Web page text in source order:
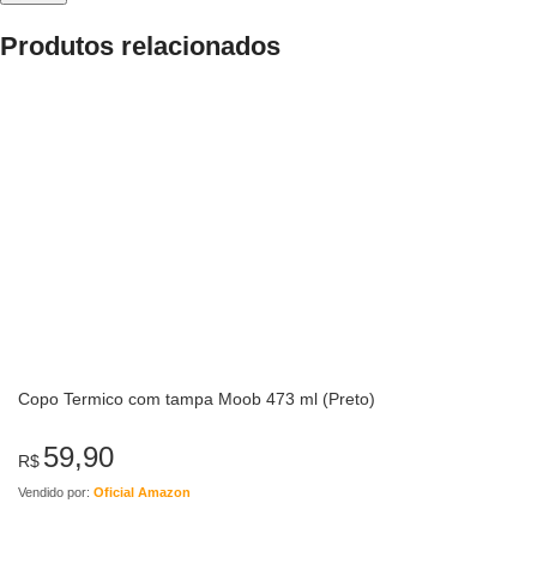
Produtos relacionados
Copo Termico com tampa Moob 473 ml (Preto)
R$ 59,90
Vendido por: Oficial Amazon